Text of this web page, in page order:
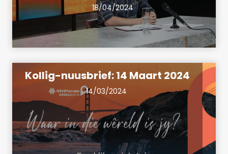
18/04/2024
Kollig-nuusbrief: 14 Maart 2024
14/03/2024